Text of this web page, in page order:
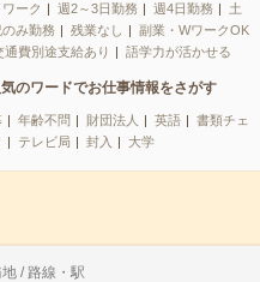
ーク
週2～3日勤務 週4日勤務
土
のみ勤務
残業なし
副業・WワークOK
通費別途支給あり
語学力が活かせる
気のワードでお仕事情報をさがす
年齢不問 財団法人 英語
書類チェ
テレビ局 封入 大学
/ 路線・駅